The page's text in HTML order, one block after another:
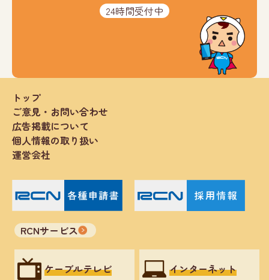
24時間受付中
トップ
ご意見・お問い合わせ
広告掲載について
個人情報の取り扱い
運営会社
RCNサービス
ケーブルテレビ インターネット